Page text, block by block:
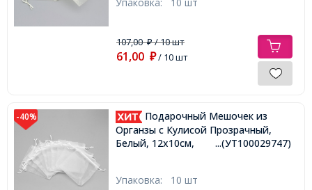
Упаковка: 10 шт
107,00₽/ 10 шт
61,00 ₽/ 10 шт
-40%
Подарочный Мешочек из
Органзы с Кулисой Прозрачный,
Белый, 12х10см,
...(УТ100029747)
Упаковка: 10 шт